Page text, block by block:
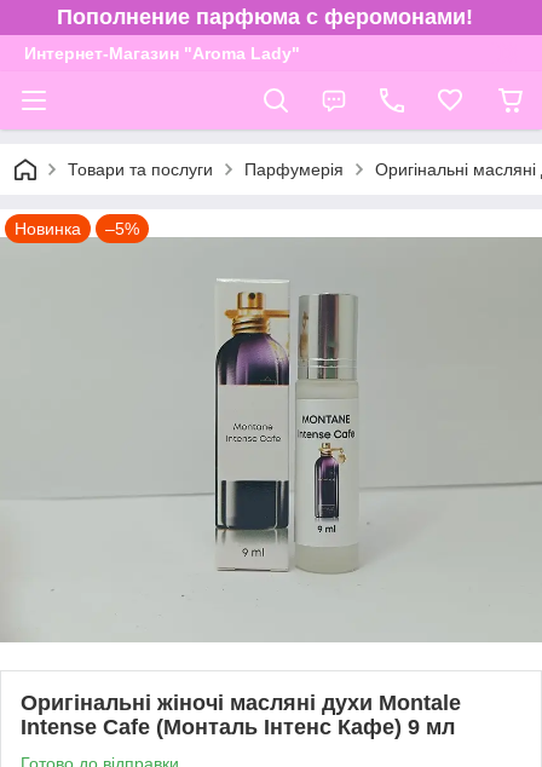
Пополнение парфюма с феромонами!
Интернет-Магазин "Aroma Lady"
Товари та послуги Парфумерія Оригінальні
Новинка –5%
Оригінальні жіночі масляні духи Montale
Intense Cafe (Монталь Інтенс Кафе) 9 мл
Готово до відправки